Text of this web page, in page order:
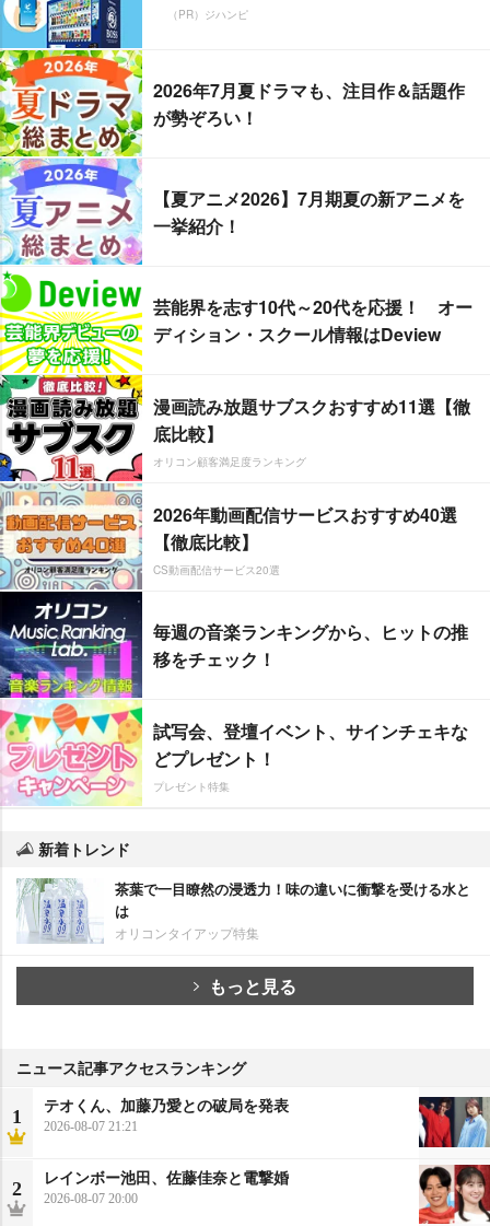
（PR）ジハンピ
2026年7月夏ドラマも、注目作＆話題作
が勢ぞろい！
【夏アニメ2026】7月期夏の新アニメを
一挙紹介！
芸能界を志す10代～20代を応援！ オー
ディション・スクール情報はDeview
漫画読み放題サブスクおすすめ11選【徹
底比較】
オリコン顧客満足度ランキング
2026年動画配信サービスおすすめ40選
【徹底比較】
CS動画配信サービス20選
毎週の音楽ランキングから、ヒットの推
移をチェック！
試写会、登壇イベント、サインチェキな
どプレゼント！
プレゼント特集
新着トレンド
茶葉で一目瞭然の浸透力！味の違いに衝撃を受ける水と
は
オリコンタイアップ特集
もっと見る
ニュース記事アクセスランキング
1
テオくん、加藤乃愛との破局を発表
2026-08-07 21:21
2
レインボー池田、佐藤佳奈と電撃婚
2026-08-07 20:00